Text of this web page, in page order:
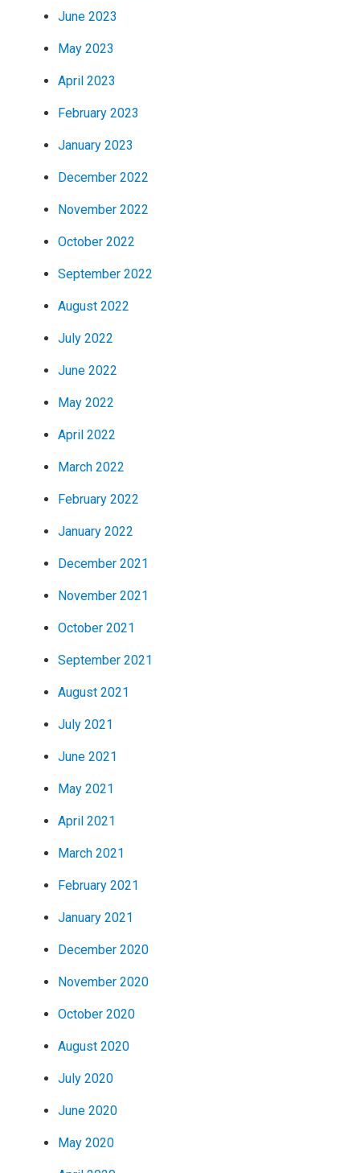
June 2023
May 2023
April 2023
February 2023
January 2023
December 2022
November 2022
October 2022
September 2022
August 2022
July 2022
June 2022
May 2022
April 2022
March 2022
February 2022
January 2022
December 2021
November 2021
October 2021
September 2021
August 2021
July 2021
June 2021
May 2021
April 2021
March 2021
February 2021
January 2021
December 2020
November 2020
October 2020
August 2020
July 2020
June 2020
May 2020